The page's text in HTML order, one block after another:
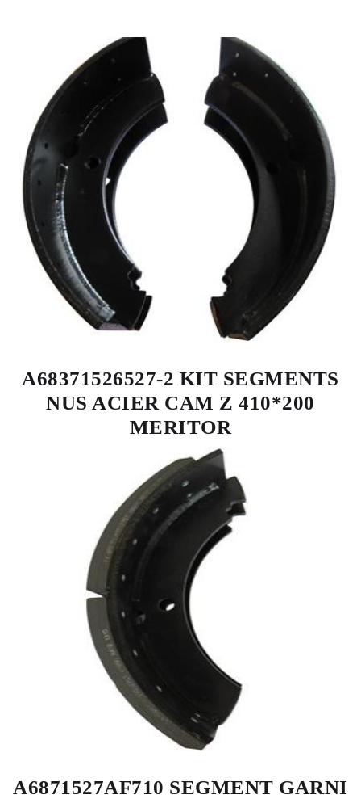
A68371526527-2 KIT SEGMENTS
NUS ACIER CAM Z 410*200
MERITOR
A6871527AF710 SEGMENT GARNI